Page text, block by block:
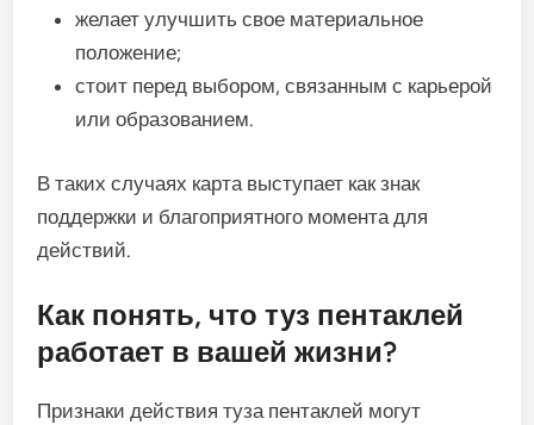
желает улучшить свое материальное
положение;
стоит перед выбором, связанным с карьерой
или образованием.
В таких случаях карта выступает как знак
поддержки и благоприятного момента для
действий.
Как понять, что туз пентаклей
работает в вашей жизни?
Признаки действия туза пентаклей могут